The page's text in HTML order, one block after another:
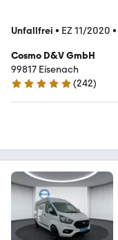
Unfallfrei • EZ 11/2020 •
Cosmo D&V GmbH
99817 Eisenach
4.9 Sterne
(242)